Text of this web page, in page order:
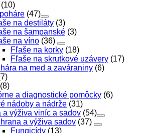
(10)
(47)
na destiláty (3)
na šampanské (3)
na víno (36)
Fľaše na korky (18)
Fľaše na skrutkové uzávery (17)
na med a zaváraniny (6)
(8)
a diagnostické pomôcky (6)
nádoby a nádrže (31)
a výživa viníc a sadov (54)
a výživa sadov (37)
Fungicídy (13)